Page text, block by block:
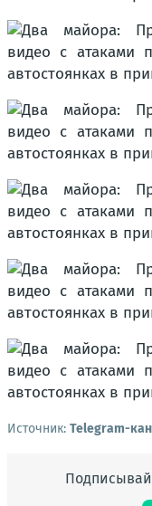
Источник: Telegram-